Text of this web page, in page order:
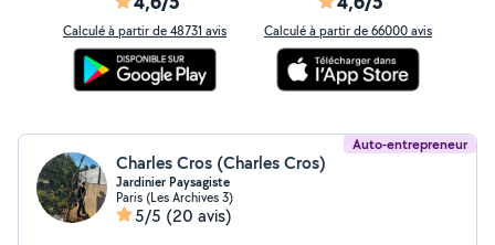
Calculé à partir de 48731 avis Calculé à partir de 66000 avis
Auto-entrepreneur
Charles Cros (Charles Cros)
Jardinier Paysagiste
Paris (Les Archives 3)
5/5 (20 avis)